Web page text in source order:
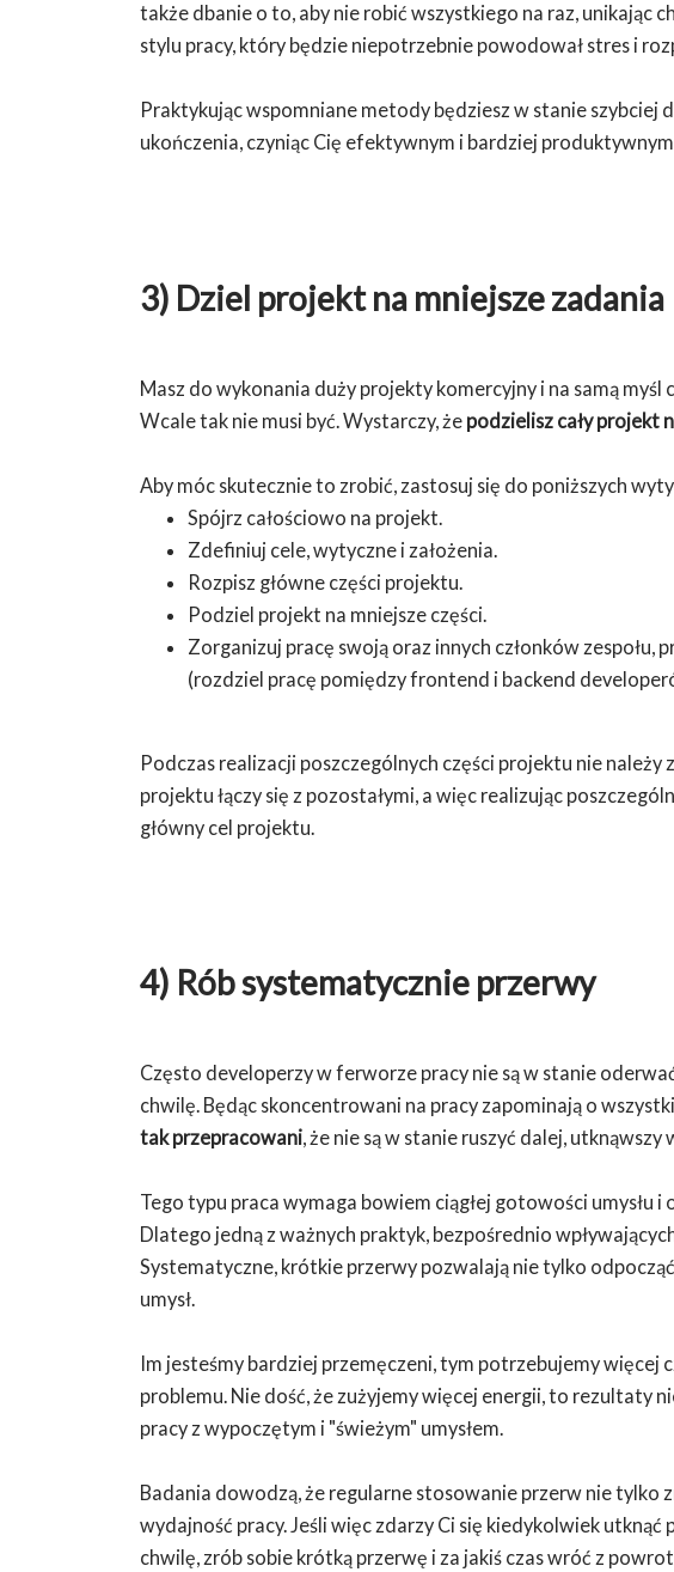
także dbanie o to, aby nie robić wszystkiego na raz, unikając
stylu pracy, który będzie niepotrzebnie powodował stres i
Praktykując wspomniane metody będziesz w stanie szybciej
ukończenia, czyniąc Cię efektywnym i bardziej
3) Dziel projekt na mniejsze zadania
Masz do wykonania duży projekty komercyjny i na samą
Wcale tak nie musi być. Wystarczy, że podzielisz cały projekt
Aby móc skutecznie to zrobić, zastosuj się do poniższych
Spójrz całościowo na projekt.
Zdefiniuj cele, wytyczne i założenia.
Rozpisz główne części projektu.
Podziel projekt na mniejsze części.
Zorganizuj pracę swoją oraz innych członków zespołu,
(rozdziel pracę pomiędzy frontend i backend
Podczas realizacji poszczególnych części projektu nie należy
projektu łączy się z pozostałymi, a więc realizując
główny cel projektu.
4) Rób systematycznie przerwy
Często developerzy w ferworze pracy nie są w stanie
chwilę. Będąc skoncentrowani na pracy zapominają o
tak przepracowani, że nie są w stanie ruszyć dalej, utknąwszy
Tego typu praca wymaga bowiem ciągłej gotowości umysłu
Dlatego jedną z ważnych praktyk, bezpośrednio
Systematyczne, krótkie przerwy pozwalają nie tylko
umysł.
Im jesteśmy bardziej przemęczeni, tym potrzebujemy więcej
problemu. Nie dość, że zużyjemy więcej energii, to rezultaty
pracy z wypoczętym i "świeżym" umysłem.
Badania dowodzą, że regularne stosowanie przerw nie tylko
wydajność pracy. Jeśli więc zdarzy Ci się kiedykolwiek
chwilę, zrób sobie krótką przerwę i za jakiś czas wróć z